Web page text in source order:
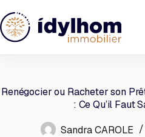
au
contenu
Renégocier ou Racheter son
: Ce Qu’il Faut
Sandra CAROLE